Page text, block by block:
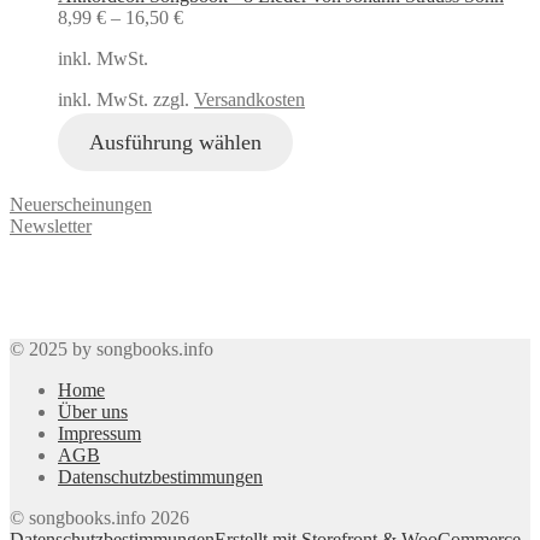
8,99 € – 16,50 €
inkl. MwSt.
inkl. MwSt. zzgl. Versandkosten
Ausführung wählen
Neuerscheinungen
Newsletter
© 2025 by songbooks.info
Home
Über uns
Impressum
AGB
Datenschutzbestimmungen
© songbooks.info 2026